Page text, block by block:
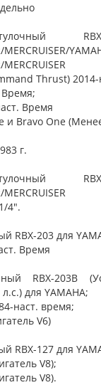
Thrust)
Время;
Время
и Bravo One
г.
4".
RBX-203 для
Время
RBX-203B
для YAMAHA;
наст. время;
V6)
RBX-127 для
V8);
V8).